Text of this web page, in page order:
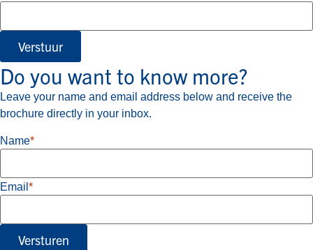
Verstuur
Do you want to know more?
Leave your name and email address below and receive the
brochure directly in your inbox.
Name*
Email *
Versturen